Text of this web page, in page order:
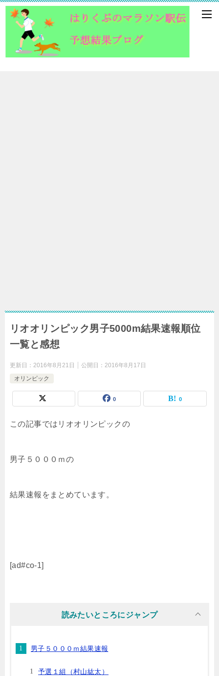
リオオリンピック男子5000m結果速報順位
一覧と感想
更新日： 2016年8月21日 公開日： 2016年8月17日
オリンピック
0 0
この記事ではリオオリンピックの
男子５０００ｍの
結果速報をまとめています。
[ad#co-1]
読みたいところにジャンプ
男子５０００ｍ結果速報
予選１組（村山紘太）